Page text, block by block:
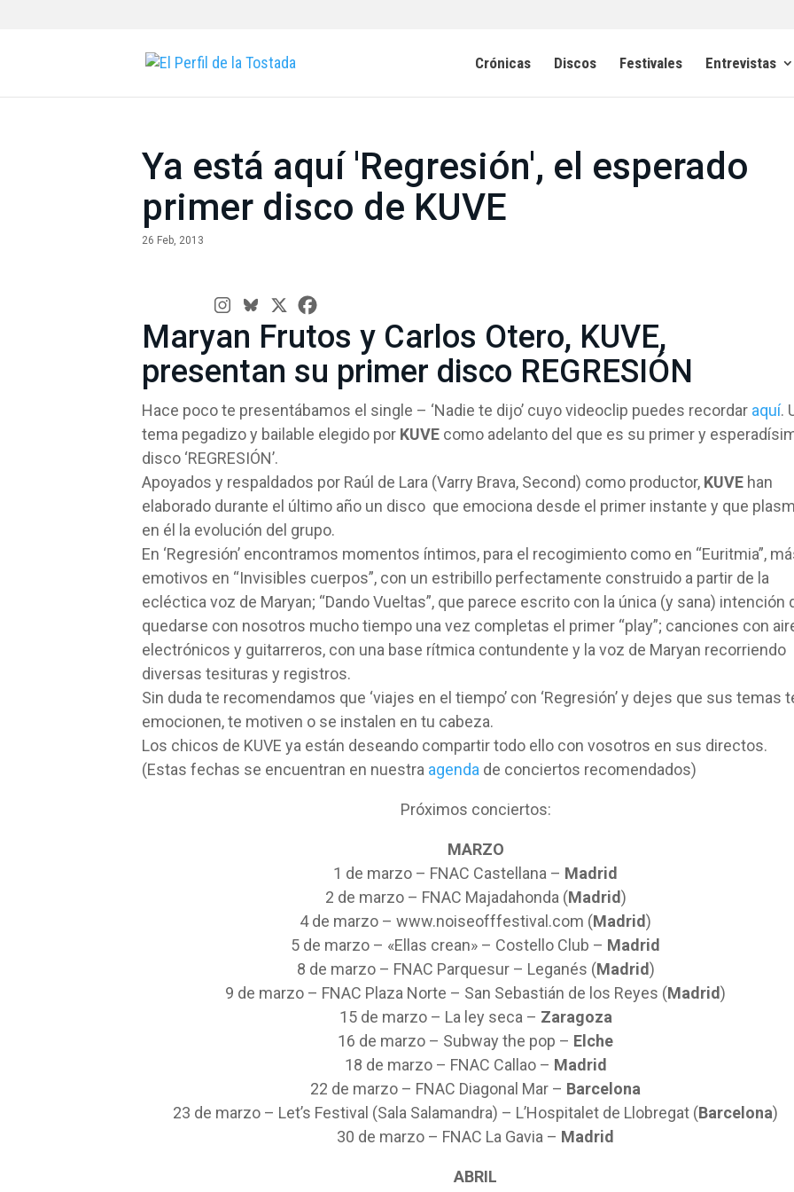
Crónicas Discos Festivales Entrevistas
Ya está aquí 'Regresión', el esperado
primer disco de KUVE
26 Feb, 2013
Maryan Frutos y Carlos Otero, KUVE,
presentan su primer disco REGRESIÓN
Hace poco te presentábamos el single – ‘Nadie te dijo’ cuyo videoclip puedes recordar aquí.
tema pegadizo y bailable elegido por KUVE como adelanto del que es su primer y
disco ‘REGRESIÓN’.
Apoyados y respaldados por Raúl de Lara (Varry Brava, Second) como productor, KUVE han
elaborado durante el último año un disco que emociona desde el primer instante y que
en él la evolución del grupo.
En ‘Regresión’ encontramos momentos íntimos, para el recogimiento como en “Euritmia”,
emotivos en “Invisibles cuerpos”, con un estribillo perfectamente construido a partir de la
ecléctica voz de Maryan; “Dando Vueltas”, que parece escrito con la única (y sana) intención
quedarse con nosotros mucho tiempo una vez completas el primer “play”; canciones con
electrónicos y guitarreros, con una base rítmica contundente y la voz de Maryan recorriendo
diversas tesituras y registros.
Sin duda te recomendamos que ‘viajes en el tiempo’ con ‘Regresión’ y dejes que sus temas
emocionen, te motiven o se instalen en tu cabeza.
Los chicos de KUVE ya están deseando compartir todo ello con vosotros en sus directos.
(Estas fechas se encuentran en nuestra agenda de conciertos recomendados)
Próximos conciertos:
MARZO
1 de marzo – FNAC Castellana – Madrid
2 de marzo – FNAC Majadahonda (Madrid)
4 de marzo – www.noiseofffestival.com (Madrid)
5 de marzo – «Ellas crean» – Costello Club – Madrid
8 de marzo – FNAC Parquesur – Leganés (Madrid)
9 de marzo – FNAC Plaza Norte – San Sebastián de los Reyes (Madrid)
15 de marzo – La ley seca – Zaragoza
16 de marzo – Subway the pop – Elche
18 de marzo – FNAC Callao – Madrid
22 de marzo – FNAC Diagonal Mar – Barcelona
23 de marzo – Let’s Festival (Sala Salamandra) – L’Hospitalet de Llobregat (Barcelona)
30 de marzo – FNAC La Gavia – Madrid
ABRIL